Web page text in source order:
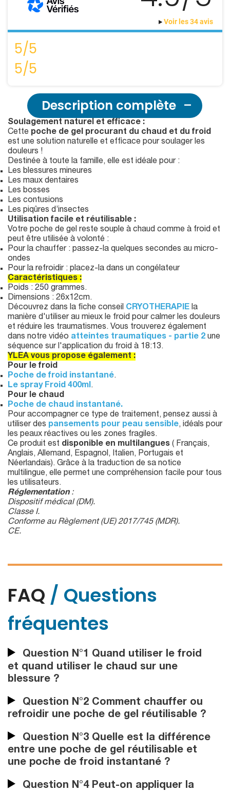
Voir les 34 avis
5/5
5/5
Description complète
Soulagement naturel et efficace :
Cette poche de gel procurant du chaud et du froid
est une solution naturelle et efficace pour soulager les
douleurs !
Destinée à toute la famille, elle est idéale pour :
Les blessures mineures
Les maux dentaires
Les bosses
Les contusions
Les piqûres d’insectes
Utilisation facile et réutilisable :
Votre poche de gel reste souple à chaud comme à froid et
peut être utilisée à volonté :
Pour la chauffer : passez-la quelques secondes au micro-
ondes
Pour la refroidir : placez-la dans un congélateur
Caractéristiques :
Poids : 250 grammes.
Dimensions : 26x12cm.
Découvrez dans la fiche conseil CRYOTHERAPIE la
manière d'utiliser au mieux le froid pour calmer les douleurs
et réduire les traumatismes. Vous trouverez également
dans notre vidéo atteintes traumatiques - partie 2 une
séquence sur l'application du froid à 18:13.
YLEA vous propose également :
Pour le froid
Poche de froid instantané.
Le spray Froid 400ml.
Pour le chaud
Poche de chaud instantané.
Pour accompagner ce type de traitement, pensez aussi à
utiliser des pansements pour peau sensible, idéals pour
les peaux réactives ou les zones fragiles.
Ce produit est disponible en multilangues ( Français,
Anglais, Allemand, Espagnol, Italien, Portugais et
Néerlandais). Grâce à la traduction de sa notice
multilingue, elle permet une compréhension facile pour tous
les utilisateurs.
Réglementation:
Dispositif médical (DM).
Classe I.
Conforme au Règlement (UE) 2017/745 (MDR).
CE.
FAQ / Questions
fréquentes
Question N°1 Quand utiliser le froid
et quand utiliser le chaud sur une
blessure ?
Question N°2 Comment chauffer ou
refroidir une poche de gel réutilisable ?
Question N°3 Quelle est la différence
entre une poche de gel réutilisable et
une poche de froid instantané ?
Question N°4 Peut-on appliquer la